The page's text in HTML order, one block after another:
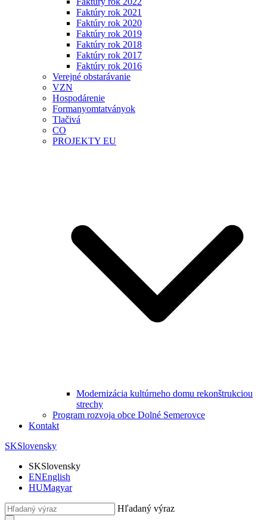
Faktúry rok 2021
Faktúry rok 2020
Faktúry rok 2019
Faktúry rok 2018
Faktúry rok 2017
Faktúry rok 2016
Verejné obstarávanie
VZN
Hospodárenie
Formanyomtatványok
Tlačivá
CO
PROJEKTY EU
Modernizácia kultúrneho domu rekonštrukciou
strechy
Program rozvoja obce Dolné Semerovce
Kontakt
SKSlovensky
SKSlovensky
ENEnglish
HUMagyar
Hľadaný výraz